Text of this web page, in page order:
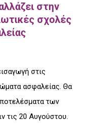
στην
σχολές
στις
ασφαλείας. Θα
των
τις 20 Αυγούστου.